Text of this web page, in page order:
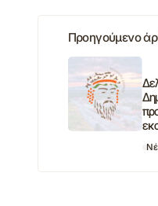
Προηγούμενο